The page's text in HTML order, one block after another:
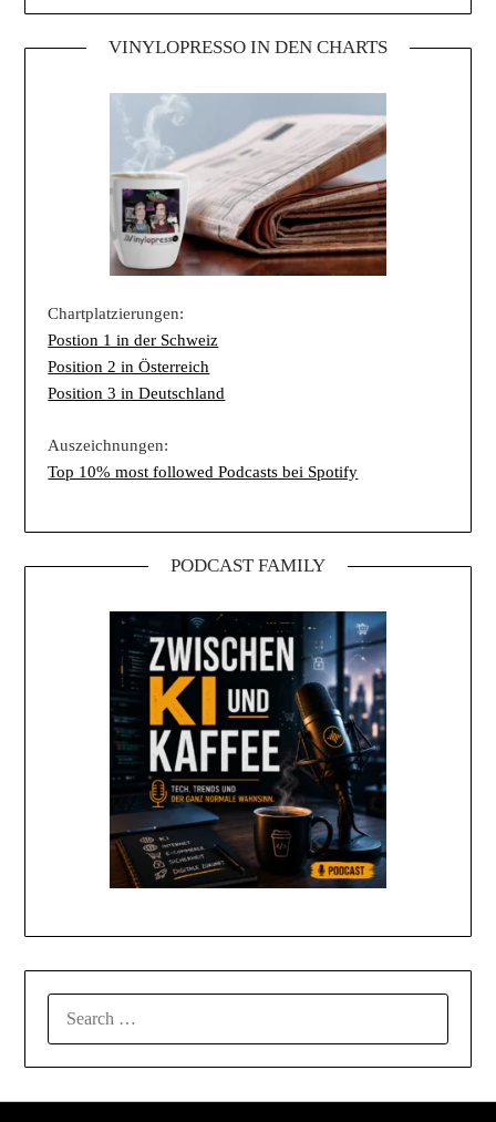
VINYLOPRESSO IN DEN CHARTS
Chartplatzierungen:
Postion 1 in der Schweiz
Position 2 in Österreich
Position 3 in Deutschland
Auszeichnungen:
Top 10% most followed Podcasts bei Spotify
PODCAST FAMILY